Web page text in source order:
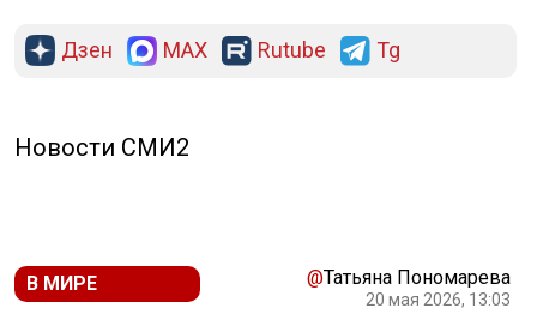
Дзен MAX Rutube Tg
Новости СМИ2
В МИРЕ @Татьяна Пономарева
20 мая 2026, 13:03